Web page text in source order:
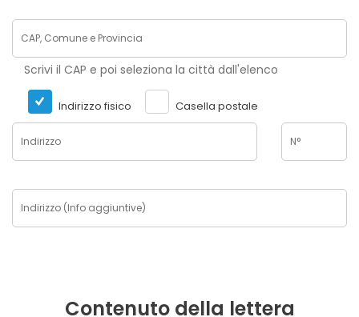
Scrivi il CAP e poi seleziona la città dall'elenco
Indirizzo fisico Casella postale
Contenuto della lettera